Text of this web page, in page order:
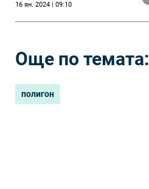
водачите, каза
министър Георги
16 ян. 2024 | 09:10
Още по темата:
полигон